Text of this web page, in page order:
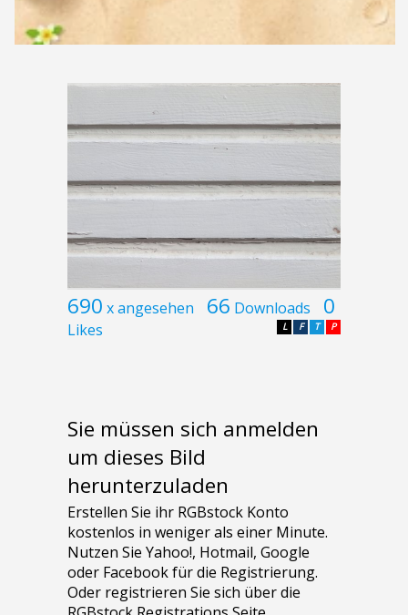
690 x angesehen 66 Downloads 0
Likes P
T
F
L
Sie müssen sich anmelden
um dieses Bild
herunterzuladen